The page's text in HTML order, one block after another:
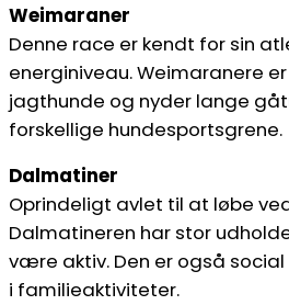
Weimaraner
Denne race er kendt for sin
energiniveau. Weimaranere
jagthunde og nyder lange
forskellige hundesportsgrene.
Dalmatiner
Oprindeligt avlet til at løbe
Dalmatineren har stor
være aktiv. Den er også
i familieaktiviteter.